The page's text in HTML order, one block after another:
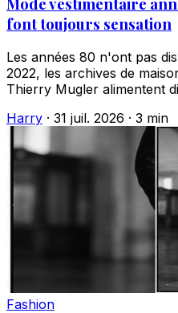
font toujours sensation
Les années 80 n'ont pas
2022, les archives de
Thierry Mugler alimentent
Harry · 31 juil. 2026 · 3 min
Fashion